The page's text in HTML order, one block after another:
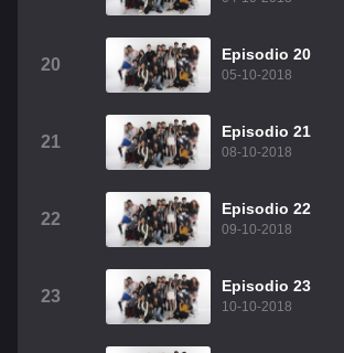
20
Episodio 20
05-10-2018
21
Episodio 21
08-10-2018
22
Episodio 22
09-10-2018
23
Episodio 23
10-10-2018